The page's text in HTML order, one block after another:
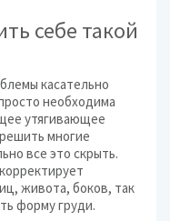
себе такой
касательно
необходима
утягивающее
многие
все это скрыть.
живота, боков, так
форму груди.